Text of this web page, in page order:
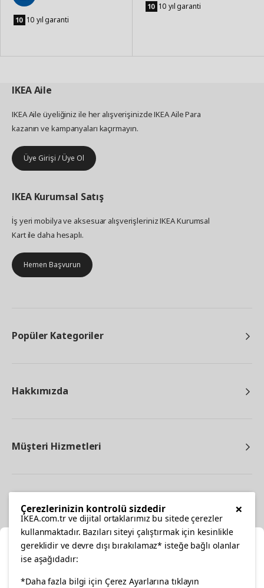
Ekle 10 yıl garanti
Ekle 10 yıl garanti
IKEAAile
IKEA Aile üyeliğiniz ile her alışverişinizde IKEA Aile Para
kazanın ve kampanyaları kaçırmayın.
Üye Girişi / Üye Ol
IKEA Kurumsal Satış
İş yeri mobilya ve aksesuar alışverişleriniz IKEA Kurumsal
Kart ile daha hesaplı.
Hemen Başvurun
Popüler Kategoriler
Hakkımızda
Müşteri Hizmetleri
facebooktwitterinstagrampinterestyoutube
Konumunuzu Seçin
×
Çerezlerinizin kontrolü sizdedir
IKEA.com.tr ve dijital ortaklarımız bu sitede çerezler
kullanmaktadır. Bazıları siteyi çalıştırmak için kesinlikle
gereklidir ve devre dışı bırakılamaz* isteğe bağlı olanlar
ise aşağıdadır:
*Daha fazla bilgi için Çerez Ayarlarına tıklayın